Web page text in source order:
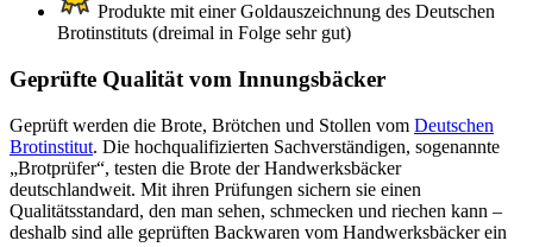
Produkte mit einer Goldauszeichnung des Deutschen
Brotinstituts (dreimal in Folge sehr gut)
Geprüfte Qualität vom Innungsbäcker
Geprüft werden die Brote, Brötchen und Stollen vom Deutschen
Brotinstitut. Die hochqualifizierten Sachverständigen, sogenannte
„Brotprüfer“, testen die Brote der Handwerksbäcker
deutschlandweit. Mit ihren Prüfungen sichern sie einen
Qualitätsstandard, den man sehen, schmecken und riechen kann –
deshalb sind alle geprüften Backwaren vom Handwerksbäcker ein